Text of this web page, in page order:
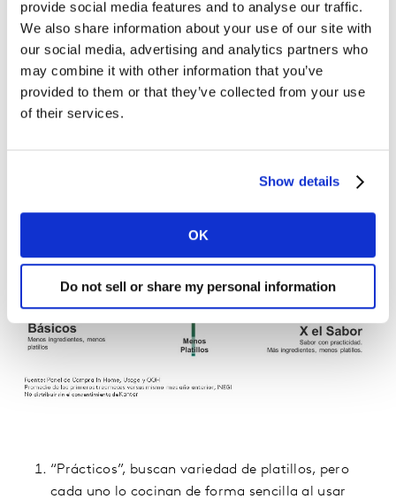
provide social media features and to analyse our traffic.
We also share information about your use of our site with
our social media, advertising and analytics partners who
may combine it with other information that you’ve
provided to them or that they’ve collected from your use
of their services.
Show details
OK
Do not sell or share my personal information
registro de todas las ocasiones de consumo de
Alimentos y Bebidas, corrimos una segmentación de
hogares cruzando la cantidad de platillos, por los
ingredientes empleados, con lo cual creamos cuatro
grupos:
“Prácticos”, buscan variedad de platillos, pero
cada uno lo cocinan de forma sencilla al usar